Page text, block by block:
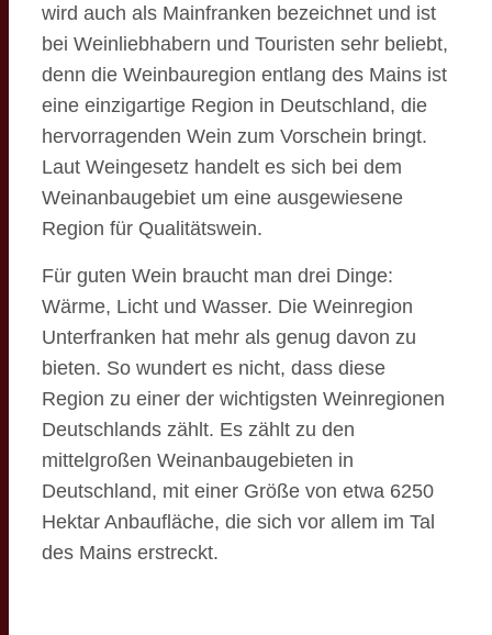
wird auch als Mainfranken bezeichnet und ist
bei Weinliebhabern und Touristen sehr beliebt,
denn die Weinbauregion entlang des Mains ist
eine einzigartige Region in Deutschland, die
hervorragenden Wein zum Vorschein bringt.
Laut Weingesetz handelt es sich bei dem
Weinanbaugebiet um eine ausgewiesene
Region für Qualitätswein.
Für guten Wein braucht man drei Dinge:
Wärme, Licht und Wasser. Die Weinregion
Unterfranken hat mehr als genug davon zu
bieten. So wundert es nicht, dass diese
Region zu einer der wichtigsten Weinregionen
Deutschlands zählt. Es zählt zu den
mittelgroßen Weinanbaugebieten in
Deutschland, mit einer Größe von etwa 6250
Hektar Anbaufläche, die sich vor allem im Tal
des Mains erstreckt.